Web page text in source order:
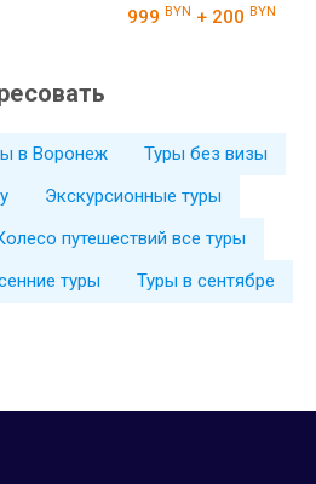
999 BYN + 200 BYN
в Воронеж
Туры без визы
Экскурсионные туры
путешествий все туры
туры Туры в сентябре